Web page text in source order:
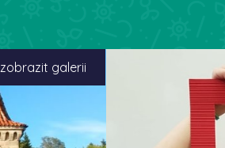
zobrazit galerii